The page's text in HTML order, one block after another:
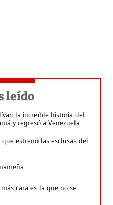
leído
la increíble historia del
y regresó a Venezuela
estrenó las esclusas del
cara es la que no se